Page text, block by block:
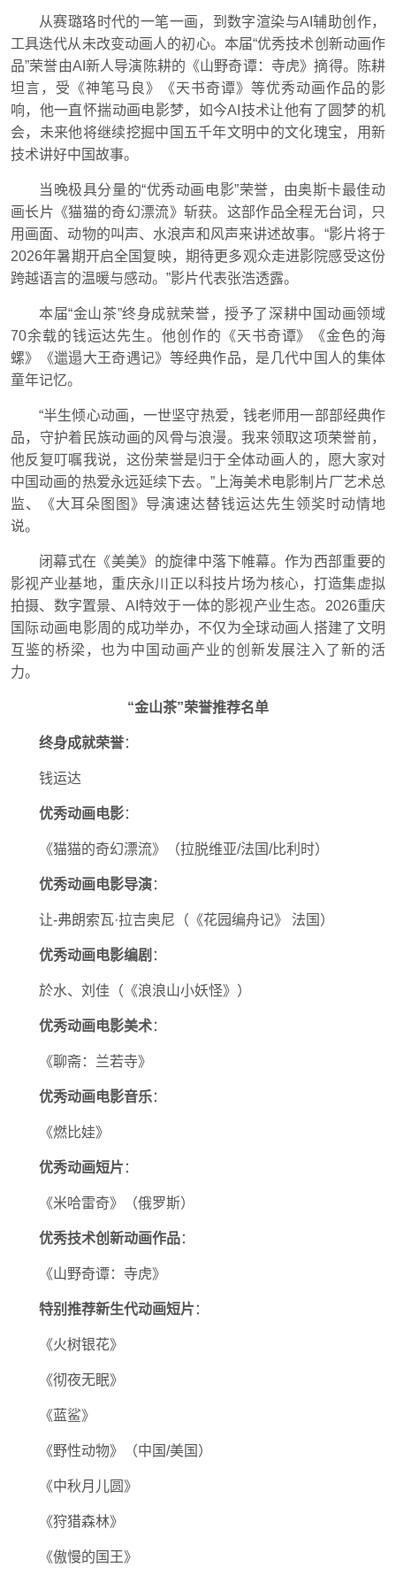
从赛璐珞时代的一笔一画，到数字渲染与AI辅助创作，
工具迭代从未改变动画人的初心。本届“优秀技术创新动画作
品”荣誉由AI新人导演陈耕的《山野奇谭：寺虎》摘得。陈耕
坦言，受《神笔马良》《天书奇谭》等优秀动画作品的影
响，他一直怀揣动画电影梦，如今AI技术让他有了圆梦的机
会，未来他将继续挖掘中国五千年文明中的文化瑰宝，用新
技术讲好中国故事。
当晚极具分量的“优秀动画电影”荣誉，由奥斯卡最佳动
画长片《猫猫的奇幻漂流》斩获。这部作品全程无台词，只
用画面、动物的叫声、水浪声和风声来讲述故事。“影片将于
2026年暑期开启全国复映，期待更多观众走进影院感受这份
跨越语言的温暖与感动。”影片代表张浩透露。
本届“金山茶”终身成就荣誉，授予了深耕中国动画领域
70余载的钱运达先生。他创作的《天书奇谭》《金色的海
螺》《邋遢大王奇遇记》等经典作品，是几代中国人的集体
童年记忆。
“半生倾心动画，一世坚守热爱，钱老师用一部部经典作
品，守护着民族动画的风骨与浪漫。我来领取这项荣誉前，
他反复叮嘱我说，这份荣誉是归于全体动画人的，愿大家对
中国动画的热爱永远延续下去。”上海美术电影制片厂艺术总
监、《大耳朵图图》导演速达替钱运达先生领奖时动情地
说。
闭幕式在《美美》的旋律中落下帷幕。作为西部重要的
影视产业基地，重庆永川正以科技片场为核心，打造集虚拟
拍摄、数字置景、AI特效于一体的影视产业生态。2026重庆
国际动画电影周的成功举办，不仅为全球动画人搭建了文明
互鉴的桥梁，也为中国动画产业的创新发展注入了新的活
力。
“金山茶”荣誉推荐名单
终身成就荣誉：
钱运达
优秀动画电影：
《猫猫的奇幻漂流》（拉脱维亚/法国/比利时）
优秀动画电影导演：
让-弗朗索瓦·拉吉奥尼（《花园编舟记》 法国）
优秀动画电影编剧 ：
於水、刘佳（《浪浪山小妖怪》）
优秀动画电影美术：
《聊斋：兰若寺》
优秀动画电影音乐：
《燃比娃》
优秀动画短片 ：
《米哈雷奇》（俄罗斯）
优秀技术创新动画作品：
《山野奇谭：寺虎》
特别推荐新生代动画短片 ：
《火树银花》
《彻夜无眠》
《蓝鲨》
《野性动物》（中国/美国）
《中秋月儿圆》
《狩猎森林》
《傲慢的国王》